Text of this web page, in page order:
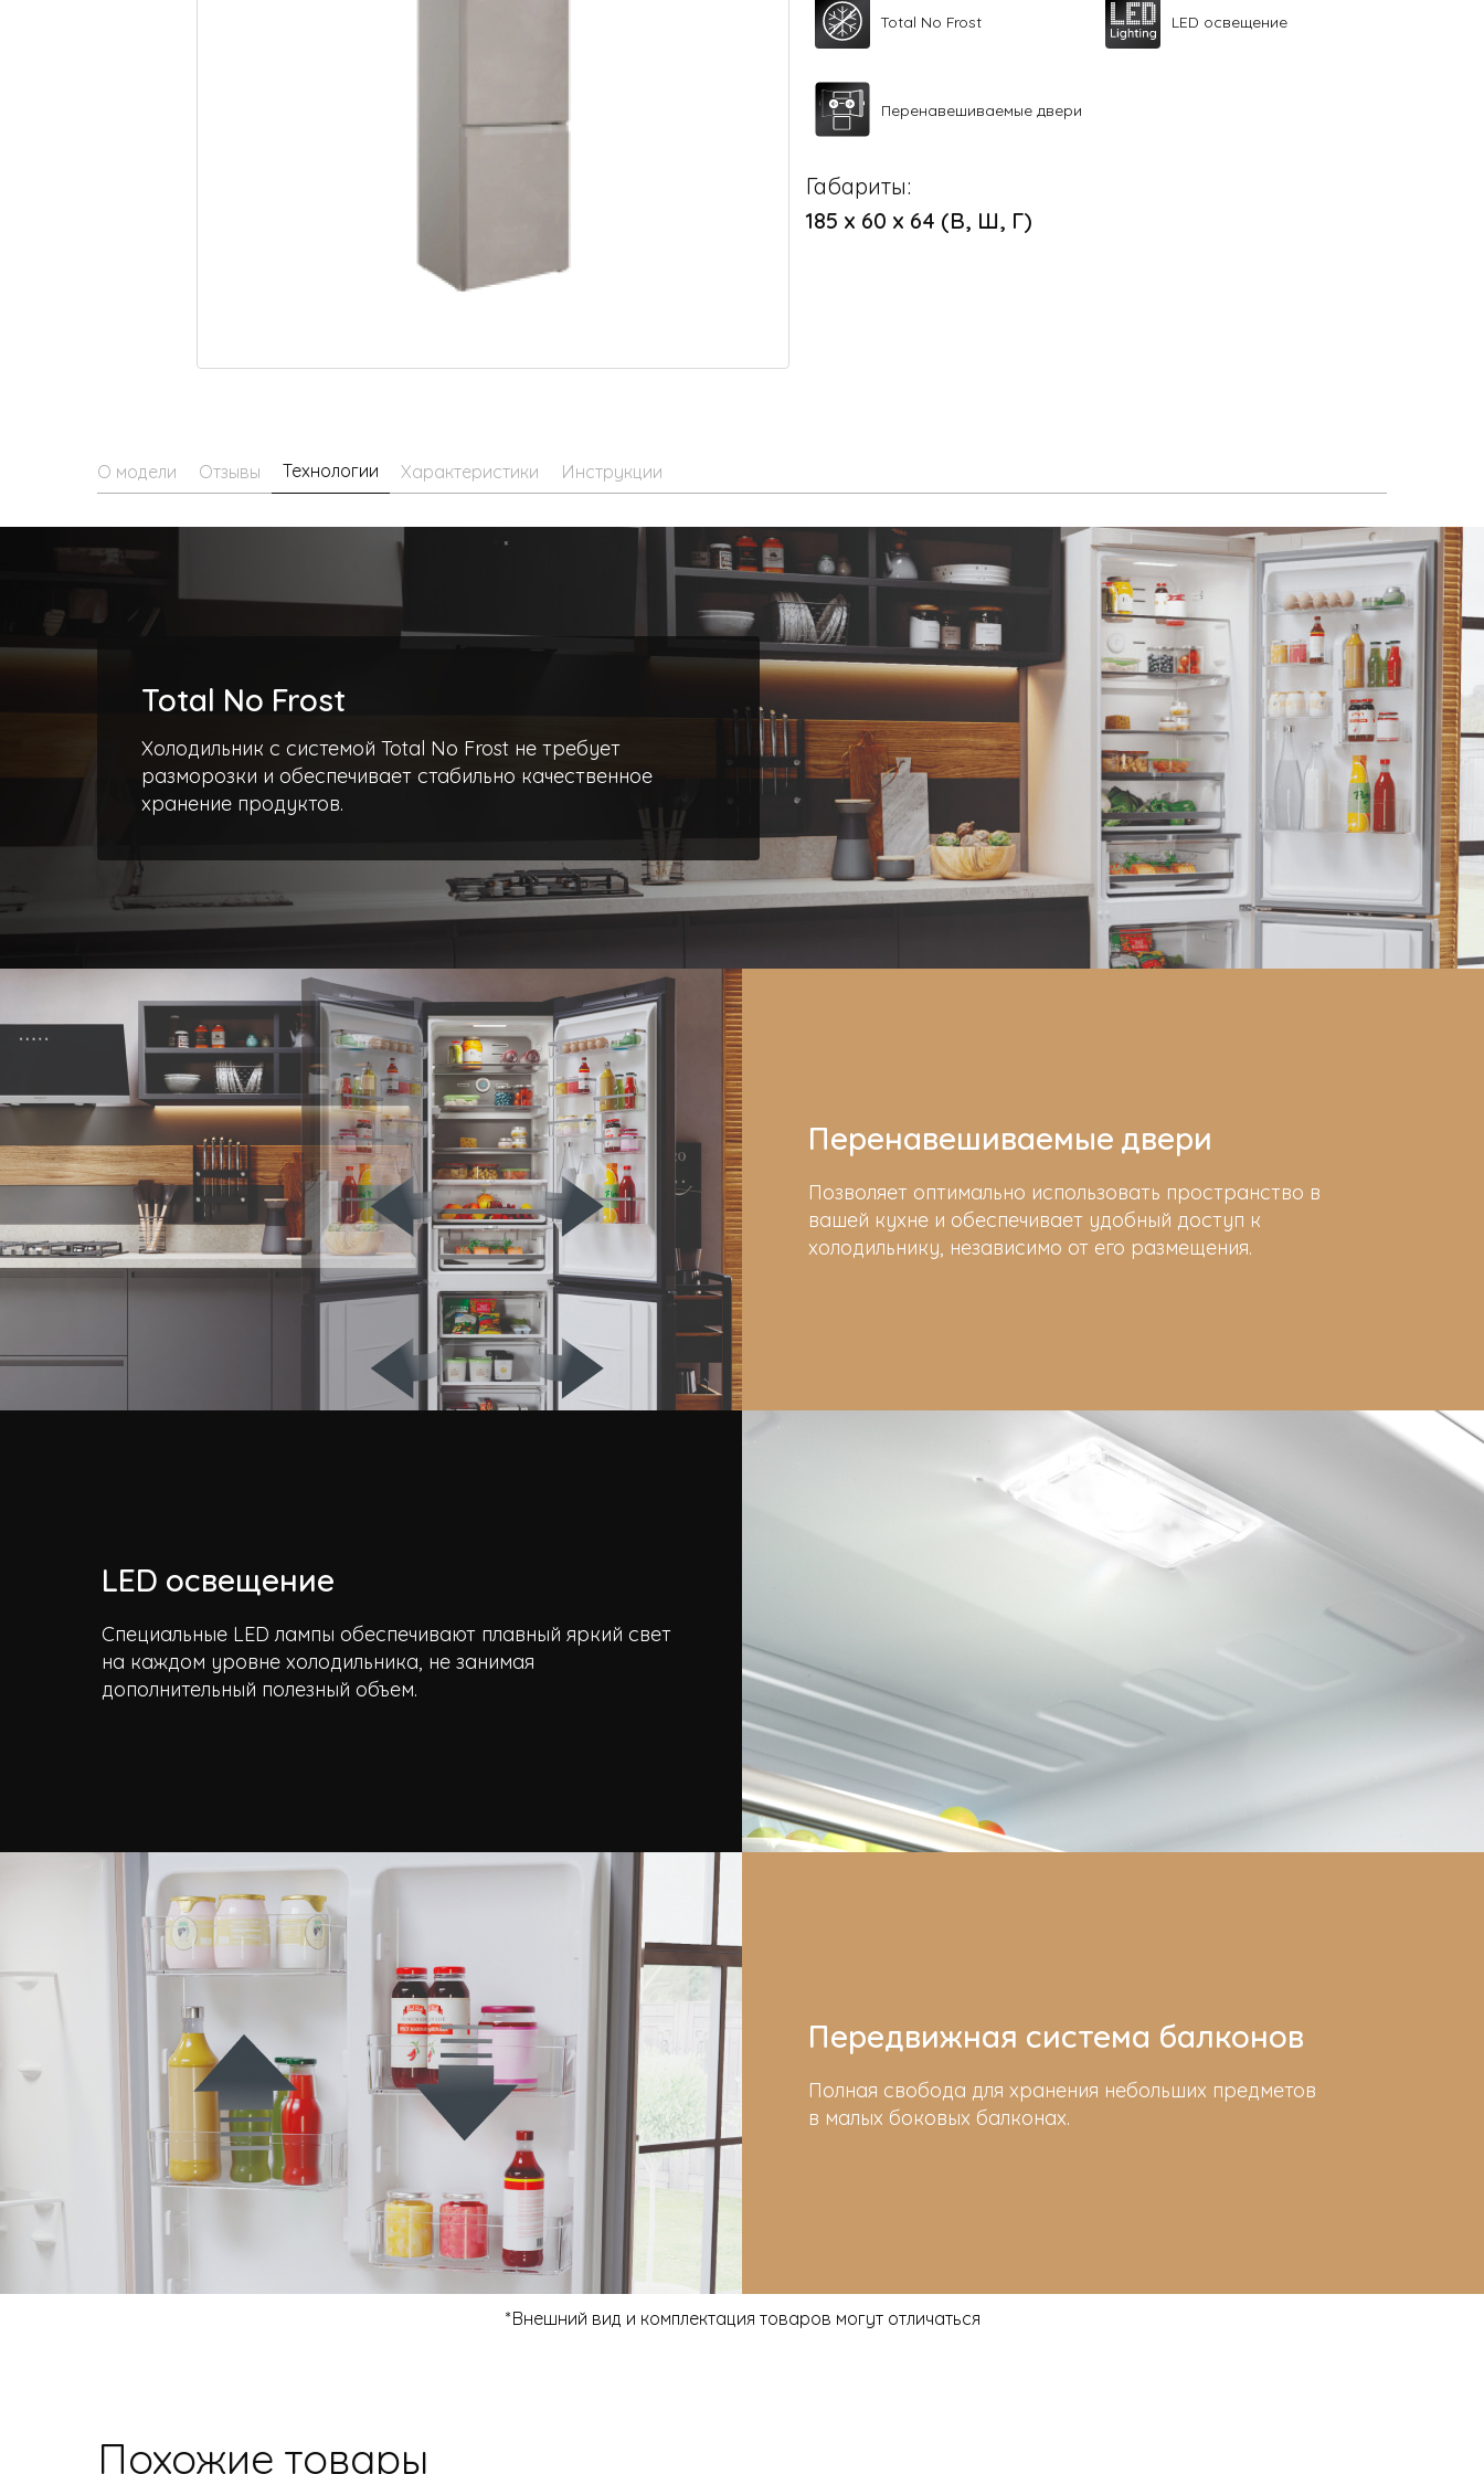
Total No Frost LED освещение
Перенавешиваемые двери
Габариты:
185 х 60 х 64 (В, Ш, Г)
О модели Отзывы Технологии Характеристики Инструкции
Total No Frost
Холодильник с системой Total No Frost не требует
разморозки и обеспечивает стабильно качественное
хранение продуктов.
Перенавешиваемые двери
Позволяет оптимально использовать пространство в
вашей кухне и обеспечивает удобный доступ к
холодильнику, независимо от его размещения.
LED освещение
Специальные LED лампы обеспечивают плавный яркий свет
на каждом уровне холодильника, не занимая
дополнительный полезный объем.
Передвижная система балконов
Полная свобода для хранения небольших предметов
в малых боковых балконах.
*Внешний вид и комплектация товаров могут отличаться
Похожие товары